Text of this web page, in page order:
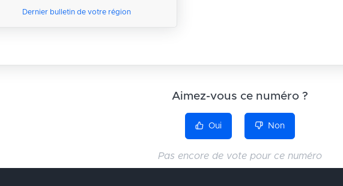
Dernier bulletin de votre région
Aimez-vous ce numéro ?
Oui Non
Pas encore de vote pour ce numéro